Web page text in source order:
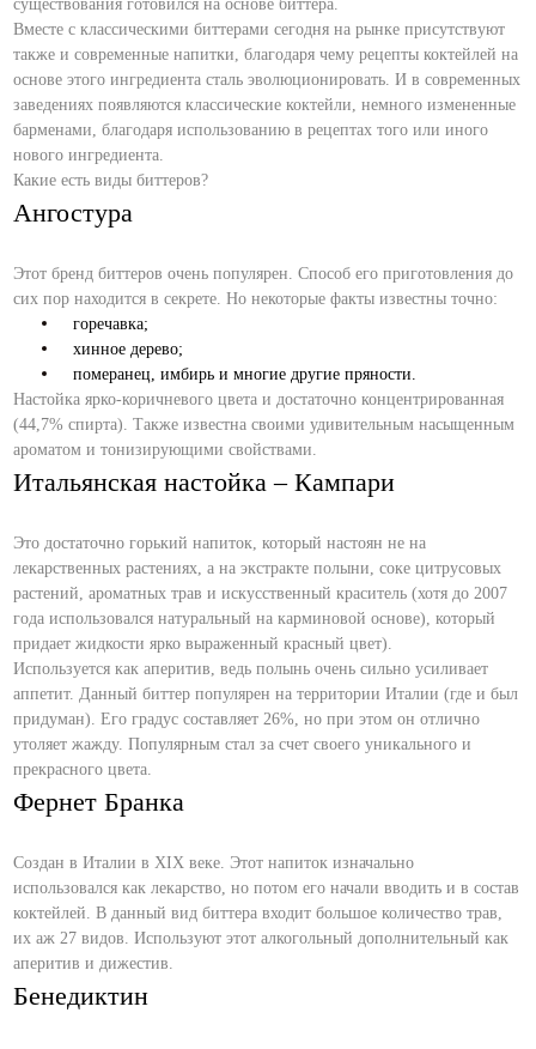
существования готовился на основе биттера.
Вместе с классическими биттерами сегодня на рынке присутствуют
также и современные напитки, благодаря чему рецепты коктейлей на
основе этого ингредиента сталь эволюционировать. И в современных
заведениях появляются классические коктейли, немного измененные
барменами, благодаря использованию в рецептах того или иного
нового ингредиента.
Какие есть виды биттеров?
Ангостура
Этот бренд биттеров очень популярен. Способ его приготовления до
сих пор находится в секрете. Но некоторые факты известны точно:
горечавка;
хинное дерево;
померанец, имбирь и многие другие пряности.
Настойка ярко-коричневого цвета и достаточно концентрированная
(44,7% спирта). Также известна своими удивительным насыщенным
ароматом и тонизирующими свойствами.
Итальянская настойка – Кампари
Это достаточно горький напиток, который настоян не на
лекарственных растениях, а на экстракте полыни, соке цитрусовых
растений, ароматных трав и искусственный краситель (хотя до 2007
года использовался натуральный на карминовой основе), который
придает жидкости ярко выраженный красный цвет).
Используется как аперитив, ведь полынь очень сильно усиливает
аппетит. Данный биттер популярен на территории Италии (где и был
придуман). Его градус составляет 26%, но при этом он отлично
утоляет жажду. Популярным стал за счет своего уникального и
прекрасного цвета.
Фернет Бранка
Создан в Италии в XIX веке. Этот напиток изначально
использовался как лекарство, но потом его начали вводить и в состав
коктейлей. В данный вид биттера входит большое количество трав,
их аж 27 видов. Используют этот алкогольный дополнительный как
аперитив и дижестив.
Бенедиктин